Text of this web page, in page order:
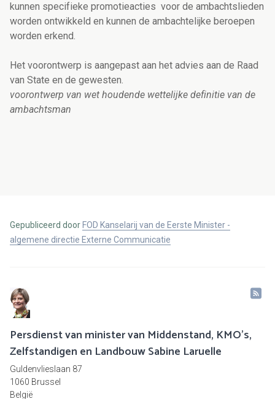
kunnen specifieke promotieacties voor de ambachtslieden
worden ontwikkeld en kunnen de ambachtelijke beroepen
worden erkend.
Het voorontwerp is aangepast aan het advies aan de Raad
van State en de gewesten.
voorontwerp van wet houdende wettelijke definitie van de
ambachtsman
Gepubliceerd door FOD Kanselarij van de Eerste Minister -
algemene directie Externe Communicatie
Persdienst van minister van Middenstand, KMO's,
Zelfstandigen en Landbouw Sabine Laruelle
Guldenvlieslaan 87
1060 Brussel
België